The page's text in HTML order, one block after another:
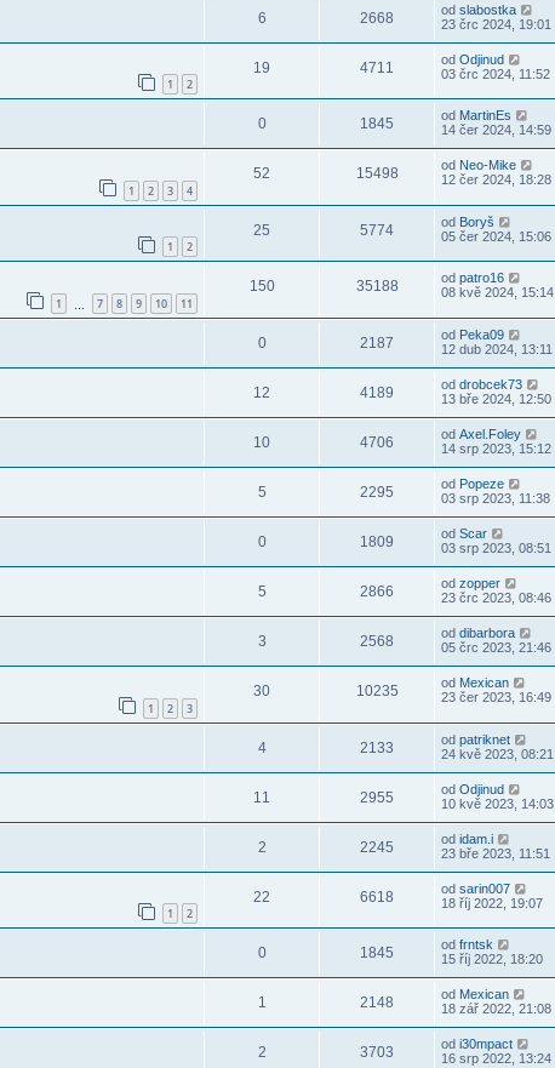
6 2668 od slabostka
23 črc 2024, 19:01
1 2
19 4711 od Odjinud
03 črc 2024, 11:52
0 1845 od MartinEs
14 čer 2024, 14:59
1 2 3 4
52 15498 od Neo-Mike
12 čer 2024, 18:28
1 2
25 5774 od Boryš
05 čer 2024, 15:06
1 7 8 9 10 11
150 35188 od patro16
08 kvě 2024, 15:14
0 2187 od Peka09
12 dub 2024, 13:11
12 4189 od drobcek73
13 bře 2024, 12:50
10 4706 od Axel.Foley
14 srp 2023, 15:12
5 2295 od Popeze
03 srp 2023, 11:38
0 1809 od Scar
03 srp 2023, 08:51
5 2866 od zopper
23 črc 2023, 08:46
3 2568 od dibarbora
05 črc 2023, 21:46
1 2 3
30 10235 od Mexican
23 čer 2023, 16:49
4 2133 od patriknet
24 kvě 2023, 08:21
11 2955 od Odjinud
10 kvě 2023, 14:03
2 2245 od idam.i
23 bře 2023, 11:51
1 2
22 6618 od sarin007
18 říj 2022, 19:07
0 1845 od frntsk
15 říj 2022, 18:20
1 2148 od Mexican
18 zář 2022, 21:08
2 3703 od i30mpact
16 srp 2022, 13:24